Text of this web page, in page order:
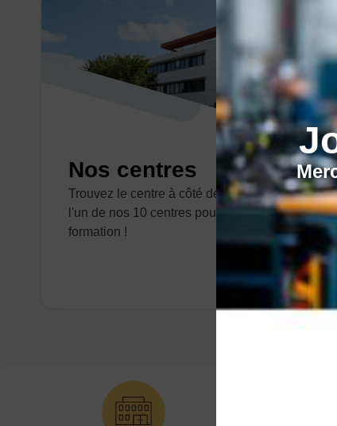
Nos centres
Trouvez le centre à côté de chez vous dans
l'un de nos 10 centres pour découvrir votre
formation !